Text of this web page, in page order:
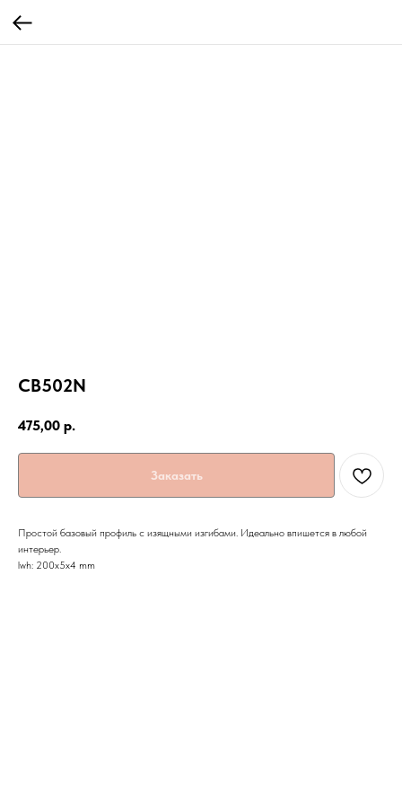
CB502N
475,00 р.
Заказать
Простой базовый профиль с изящными изгибами. Идеально впишется в любой
интерьер.
lwh: 200x5x4 mm